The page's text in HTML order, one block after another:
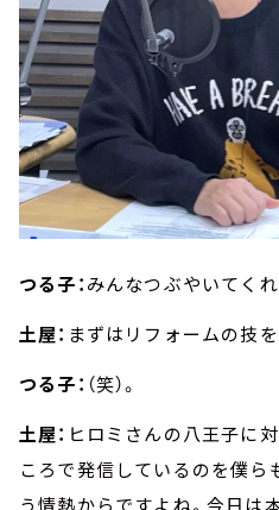
つる子：みんなつぶやいてくれ
土屋： まずはリフォームの技
つる子： （笑）。
土屋： ヒロミさんの八王子に
ころで発信しているのを僕ら
う情熱からですよね。今日は